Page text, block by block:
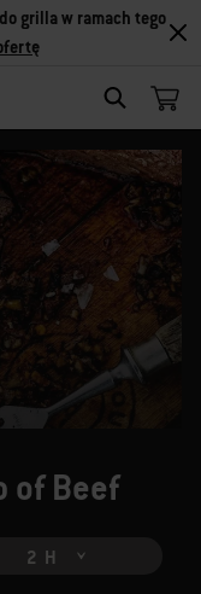
SEARCH
grilla w ramach tego
of Beef
2 H